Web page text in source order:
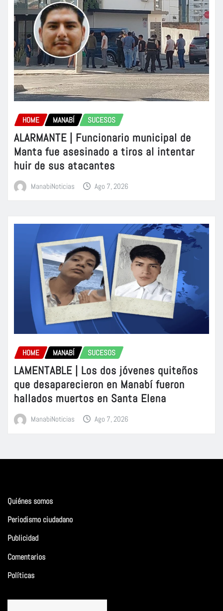
HOME MANABÍ SUCESOS
ALARMANTE | Funcionario municipal de
Manta fue asesinado a tiros al intentar
huir de sus atacantes
ManabiNoticias Ago 7, 2026
HOME MANABÍ SUCESOS
LAMENTABLE | Los dos jóvenes quiteños
que desaparecieron en Manabí fueron
hallados muertos en Santa Elena
ManabiNoticias Ago 7, 2026
Quiénes somos
Periodismo ciudadano
Publicidad
Comentarios
Políticas